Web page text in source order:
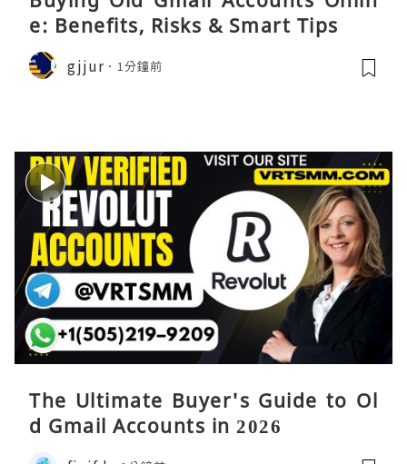
e: Benefits, Risks & Smart Tips
gjjur 1分鐘前
The Ultimate Buyer's Guide to Ol
d Gmail Accounts in 2026